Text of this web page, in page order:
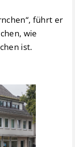
führt er
wie
ist.